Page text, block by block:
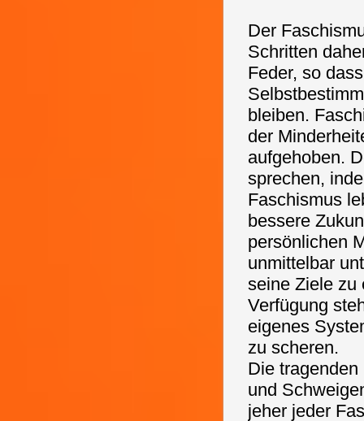
Der
Schritten
Feder, so
bleiben.
der
aufgehoben.
sprechen,
Faschismus
bessere
persönlichen
unmittelbar
seine Ziele zu
Verfügung
eigenes
zu scheren.
Die
und
jeher jeder